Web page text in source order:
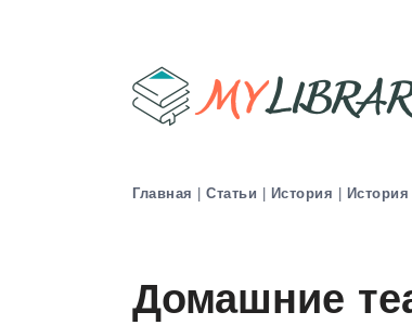
Главная | Статьи | История |
Домашние